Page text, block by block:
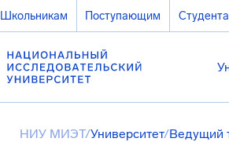
Школьникам Поступающим
НИУ МИЭТ/Университет/Ведущий